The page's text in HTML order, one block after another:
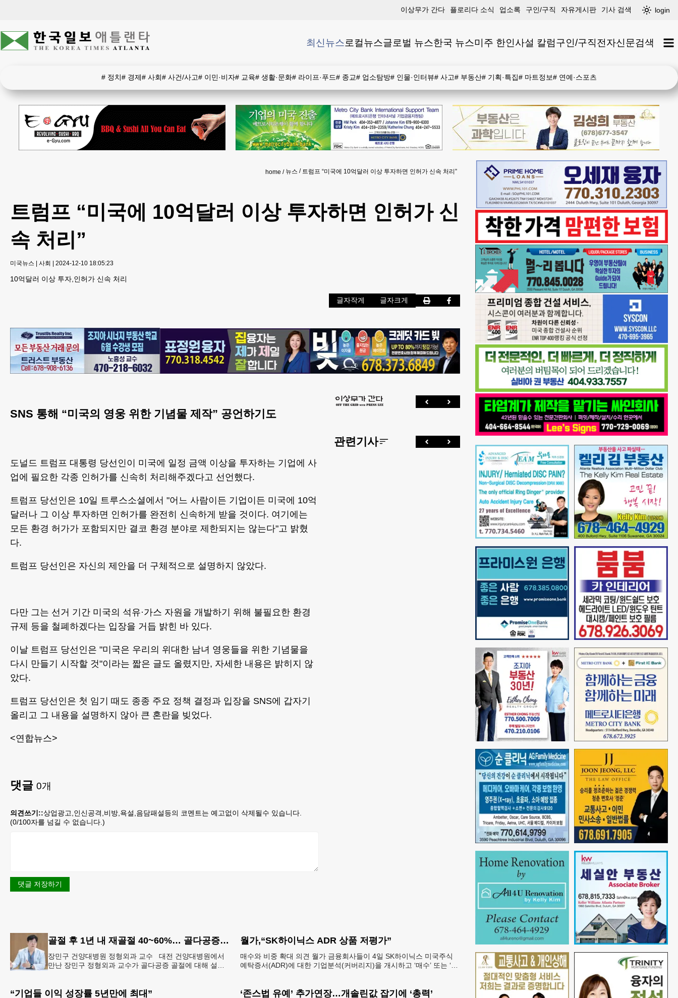
이상무가 간다 플로리다 소식 업소록 구인/구직 자유게시판 기사 검색 login
최신뉴스로컬뉴스글로벌 뉴스한국 뉴스미주 한인사설 칼럼구인/구직전자신문검색
# 정치# 경제# 사회# 사건/사고# 이민·비자# 교육# 생활·문화# 라이프·푸드# 종교# 업소탐방# 인물·인터뷰# 사고# 부동산# 기획·특집# 마트정보# 연예·스포츠
home 뉴스 트럼프 “미국에 10억달러 이상 투자하면 인허가 신속 처리”
트럼프 “미국에 10억달러 이상 투자하면 인허가 신
속 처리”
미국뉴스 | 사회 | 2024-12-10 18:05:23
10억달러 이상 투자,인허가 신속 처리
글자작게 글자크게
SNS 통해 “미국의 영웅 위한 기념물 제작” 공언하기도
도널드 트럼프 대통령 당선인이 미국에 일정 금액 이상을 투자하는 기업에 사
업에 필요한 각종 인허가를 신속히 처리해주겠다고 선언했다.
트럼프 당선인은 10일 트루스소셜에서 "어느 사람이든 기업이든 미국에 10억
달러나 그 이상 투자하면 인허가를 완전히 신속하게 받을 것이다. 여기에는
모든 환경 허가가 포함되지만 결코 환경 분야로 제한되지는 않는다"고 밝혔
다.
트럼프 당선인은 자신의 제안을 더 구체적으로 설명하지 않았다.
다만 그는 선거 기간 미국의 석유·가스 자원을 개발하기 위해 불필요한 환경
규제 등을 철폐하겠다는 입장을 거듭 밝힌 바 있다.
이날 트럼프 당선인은 "미국은 우리의 위대한 남녀 영웅들을 위한 기념물을
다시 만들기 시작할 것"이라는 짧은 글도 올렸지만, 자세한 내용은 밝히지 않
았다.
트럼프 당선인은 첫 임기 때도 종종 주요 정책 결정과 입장을 SNS에 갑자기
올리고 그 내용을 설명하지 않아 큰 혼란을 빚었다.
<연합뉴스>
댓글 0개
의견쓰기::상업광고,인신공격,비방,욕설,음담패설등의 코멘트는 예고없이 삭제될수 있습니다.
(0/100자를 넘길 수 없습니다.)
댓글 저장하기
관련기사
골절 후 1년 내 재골절 40~60%… 골다공증 골절 “치료 골든타임은 3개월”
장민구 건양대병원 정형외과 교수 대전 건양대병원에서
만난 장민구 정형외과 교수가 골다공증 골절에 대해 설명
월가,“SK하이닉스 ADR 상품 저평가”
매수와 비중 확대 의견 월가 금융회사들이 4일 SK하이닉스 미국주식
예탁증서(ADR)에 대한 기업분석(커버리지)을 개시하고 ‘매수’ 또는 ‘비
“기업들 이익 성장률 5년만에 최대” ‘존스법 유예’ 추가연장…개솔린값 잡기에 ‘총력’